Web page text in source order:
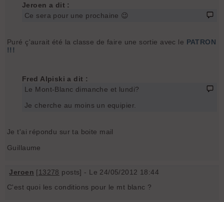
Jeroen a dit :
Ce sera pour une prochaine 😉
Puré ç'aurait été la classe de faire une sortie avec le PATRON
!!!
Fred Alpiski a dit :
Le Mont-Blanc dimanche et lundi?
Je cherche au moins un equipier.
Je t'ai répondu sur ta boite mail
Guillaume
Jeroen [13278 posts] - Le 24/05/2012 18:44
C'est quoi les conditions pour le mt blanc ?